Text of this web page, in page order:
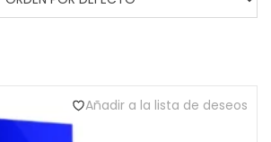
Añadir a la lista de deseos